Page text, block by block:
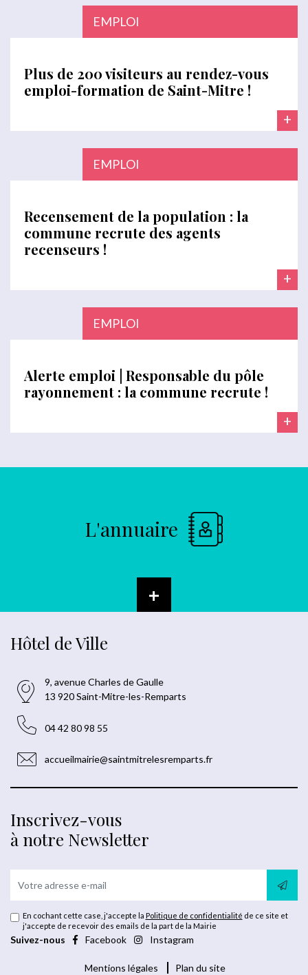
EMPLOI
Plus de 200 visiteurs au rendez-vous
emploi-formation de Saint-Mitre !
+
EMPLOI
Recensement de la population : la
commune recrute des agents
recenseurs !
+
EMPLOI
Alerte emploi | Responsable du pôle
rayonnement : la commune recrute !
+
L'annuaire
+
Hôtel de Ville
9, avenue Charles de Gaulle
13 920 Saint-Mitre-les-Remparts
04 42 80 98 55
accueilmairie@saintmitrelesremparts.fr
Inscrivez-vous
à notre Newsletter
En cochant cette case, j'accepte la Politique de confidentialité de ce site et
j'accepte de recevoir des emails de la part de la Mairie
Suivez-nous Facebook Instagram
Mentions légales Plan du site